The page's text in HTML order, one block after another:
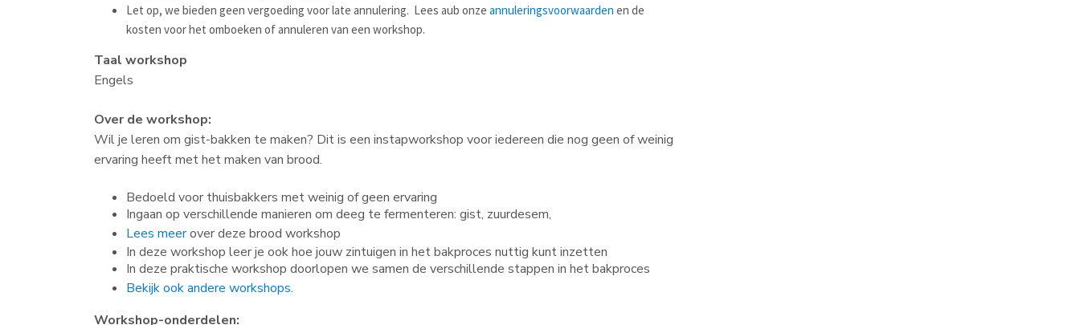
Let op, we bieden geen vergoeding voor late annulering. Lees aub onze annuleringsvoorwaarden en de
kosten voor het omboeken of annuleren van een workshop.
Taal workshop
Engels
Over de workshop:
Wil je leren om gist-bakken te maken? Dit is een instapworkshop voor iedereen die nog geen of weinig
ervaring heeft met het maken van brood.
Bedoeld voor thuisbakkers met weinig of geen ervaring
Ingaan op verschillende manieren om deeg te fermenteren: gist, zuurdesem,
Lees meerover deze brood workshop
In deze workshop leer je ook hoe jouw zintuigen in het bakproces nuttig kunt inzetten
In deze praktische workshop doorlopen we samen de verschillende stappen in het bakproces
Bekijk ook andere workshops.
Workshop-onderdelen: